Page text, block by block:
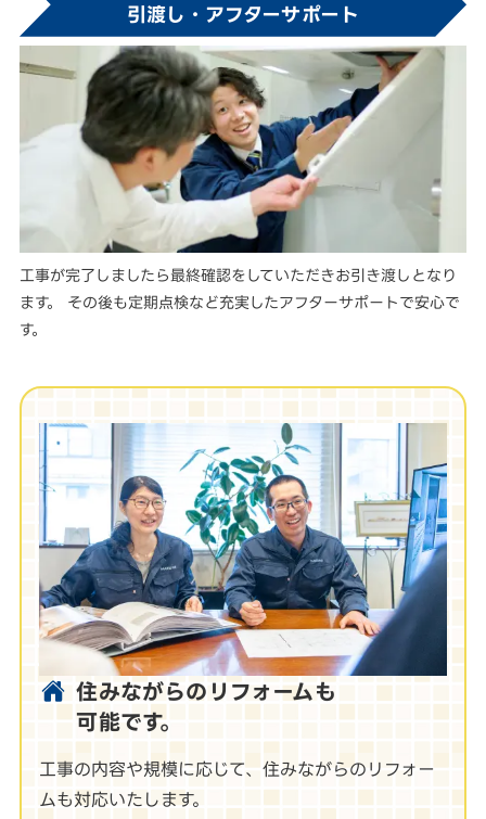
引渡し・アフターサポート
工事が完了しましたら最終確認をしていただきお引き渡しとなり
ます。 その後も定期点検など充実したアフターサポートで安心で
す。
住みながらのリフォームも
可能です。
工事の内容や規模に応じて、住みながらのリフォー
ムも対応いたします。